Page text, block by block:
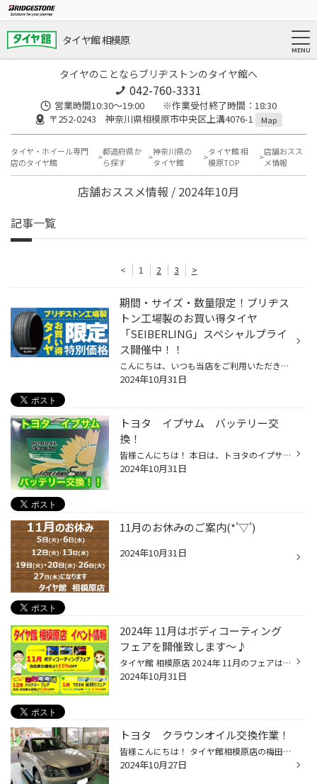
タイヤ館 相模原
タイヤのことならブリヂストンのタイヤ館へ
042-760-3331
営業時間10:30～19:00 ※作業受付終了時間：18:30
〒252-0243 神奈川県相模原市中央区上溝4076-1
Map
タイヤ・ホイール専門
店のタイヤ館
都道府県か
ら探す
神奈川県の
タイヤ館
タイヤ館 相
模原TOP
店舗おスス
メ情報
店舗おススメ情報 / 2024年10月
記事一覧
< 1 2 3 >
期間・サイズ・数量限定！ブリヂス
トン工場製のお買い得タイヤ
「SEIBERLING」スペシャルプライ
ス開催中！！
こんにちは、いつも当店をご利用いただきましてありがとうございます。 現在、コクピット・タイヤ館の一部店舗におきまして、 期間限定！ サイズ限定！！ 数量限定！！！ で、ブリヂストン工場製のお買い得タイヤ「SEIBERLING」をスペシャルプライスでご提供中です。 もちろん、当店でもご提供して...
2024年10月31日
トヨタ イプサム バッテリー交
換！
皆様こんにちは！ 本日は、トヨタのイプサムにバッテリー交換を 実施致しましたのでご紹介させていただきます！ 今回、お取り付けするバッテリーは 『エコロングセーブ 60B24L』 充電制御車対応のバッテリー！ では、早速作業していきます＼(^o^)／ まずは、バッテリーを固定しているステーを外しま...
2024年10月31日
11月のお休みのご案内(*'▽')
2024年10月31日
2024年 11月はボディコーティング
フェアを開催致します～♪
タイヤ館 相模原店 2024年 11月のフェアは な・な・何と！！ ボディコーティング フェアを開催致します！ 新車に乗り換えてボディコーティングを施工されていない お客様やボディコーティングして3～4年経過して いるクルマは必見ですよ～！！(''◇'')ゞ 11月中に施工またはご予約頂いたお客様は当店...
2024年10月31日
トヨタ クラウンオイル交換作業！
皆様こんにちは！ タイヤ館相模原店の梅田です。 本日はトヨタクラウンのオイルとオイルフィルターの 交換作業のご紹介です。 今回はオイルフィルター交換作業もありますので、 下抜き作業になります。 オイルを抜き終わりましたら、 ドレンガスケットを交換して ドレンボルトを締め付けていきます...
2024年10月27日